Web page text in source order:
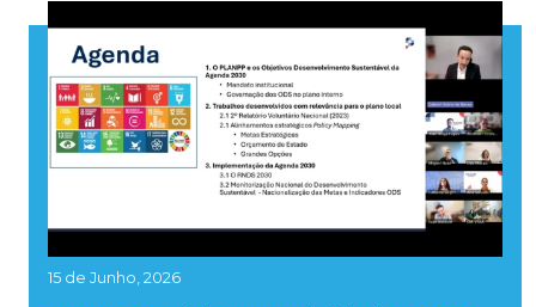
15 de Junho, 2026